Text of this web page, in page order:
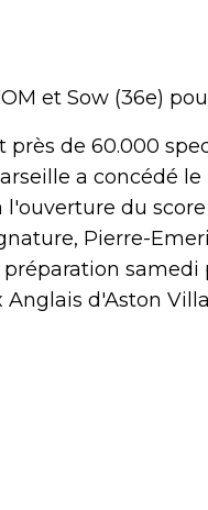
et Sow (36e)
de 60.000
a concédé
l'ouverture du
Pierre-
d'Aston